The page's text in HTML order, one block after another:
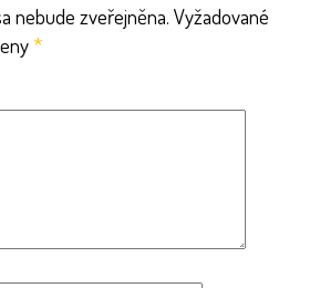
nebude zveřejněna. Vyžadované
*